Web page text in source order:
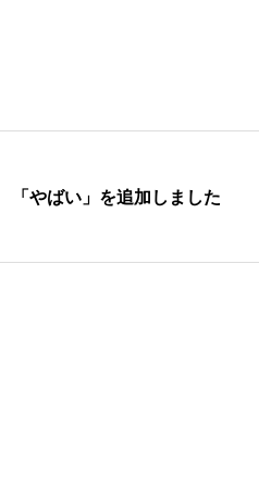
「やばい」を追加しました